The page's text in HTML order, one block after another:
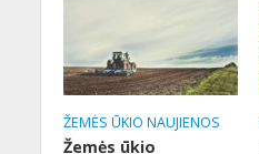
ŽEMĖS ŪKIO NAUJIENOS
Žemės ūkio